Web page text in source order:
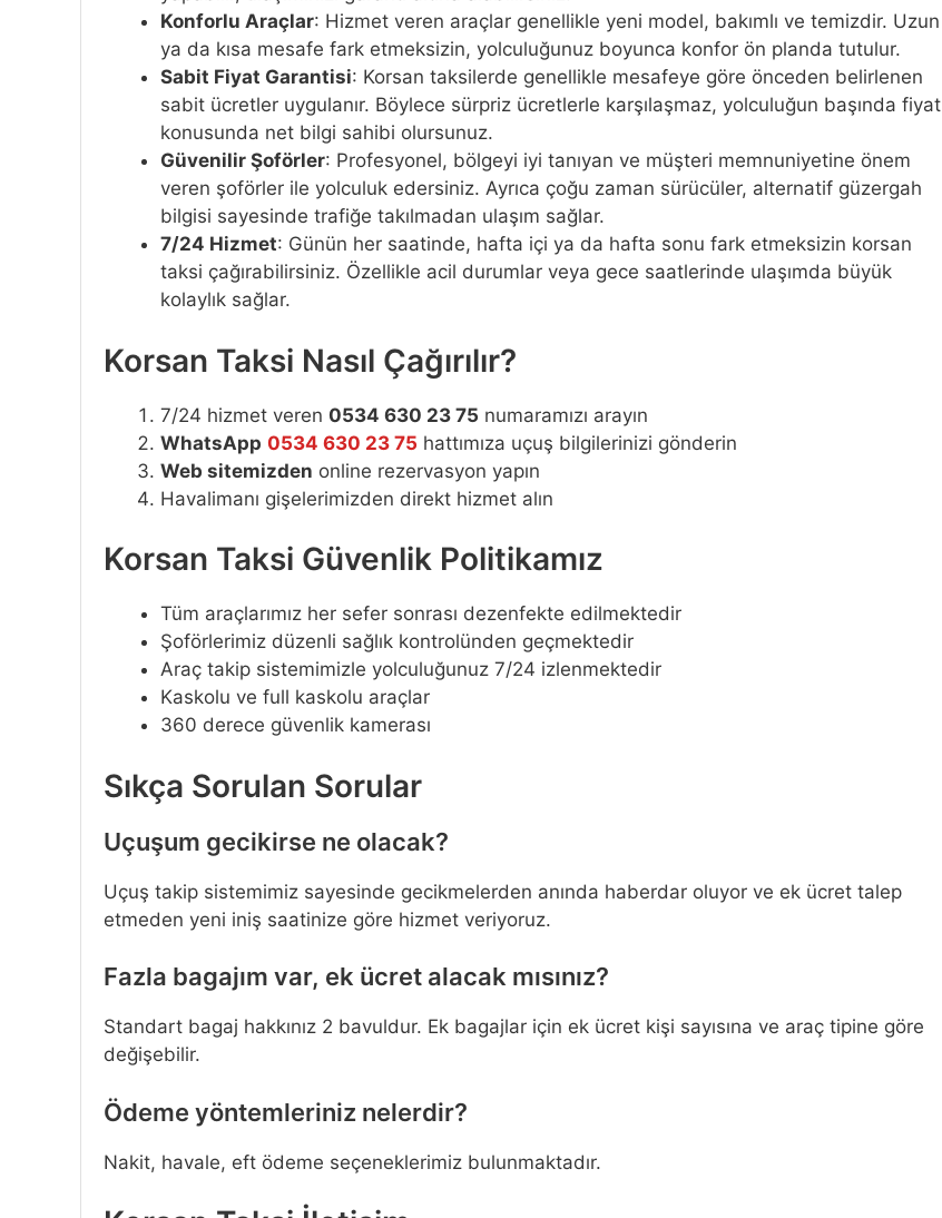
Konforlu Araçlar: Hizmet veren araçlar genellikle yeni model, bakımlı ve temizdir. Uzun
ya da kısa mesafe fark etmeksizin, yolculuğunuz boyunca konfor ön planda tutulur.
Sabit Fiyat Garantisi: Korsan taksilerde genellikle mesafeye göre önceden belirlenen
sabit ücretler uygulanır. Böylece sürpriz ücretlerle karşılaşmaz, yolculuğun başında fiyat
konusunda net bilgi sahibi olursunuz.
Güvenilir Şoförler: Profesyonel, bölgeyi iyi tanıyan ve müşteri memnuniyetine önem
veren şoförler ile yolculuk edersiniz. Ayrıca çoğu zaman sürücüler, alternatif güzergah
bilgisi sayesinde trafiğe takılmadan ulaşım sağlar.
7/24 Hizmet: Günün her saatinde, hafta içi ya da hafta sonu fark etmeksizin korsan
taksi çağırabilirsiniz. Özellikle acil durumlar veya gece saatlerinde ulaşımda büyük
kolaylık sağlar.
Korsan Taksi Nasıl Çağırılır?
7/24 hizmet veren 0534 630 23 75 numaramızı arayın
WhatsApp 0534 630 23 75 hattımıza uçuş bilgilerinizi gönderin
Web sitemizden online rezervasyon yapın
Havalimanı gişelerimizden direkt hizmet alın
Korsan Taksi Güvenlik Politikamız
Tüm araçlarımız her sefer sonrası dezenfekte edilmektedir
Şoförlerimiz düzenli sağlık kontrolünden geçmektedir
Araç takip sistemimizle yolculuğunuz 7/24 izlenmektedir
Kaskolu ve full kaskolu araçlar
360 derece güvenlik kamerası
Sıkça Sorulan Sorular
Uçuşum gecikirse ne olacak?
Uçuş takip sistemimiz sayesinde gecikmelerden anında haberdar oluyor ve ek ücret talep
etmeden yeni iniş saatinize göre hizmet veriyoruz.
Fazla bagajım var, ek ücret alacak mısınız?
Standart bagaj hakkınız 2 bavuldur. Ek bagajlar için ek ücret kişi sayısına ve araç tipine göre
değişebilir.
Ödeme yöntemleriniz nelerdir?
Nakit, havale, eft ödeme seçeneklerimiz bulunmaktadır.